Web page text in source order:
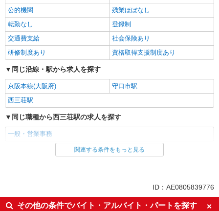
公的機関
残業ほぼなし
転勤なし
登録制
交通費支給
社会保険あり
研修制度あり
資格取得支援制度あり
同じ沿線・駅から求人を探す
京阪本線(大阪府)
守口市駅
西三荘駅
同じ職種から西三荘駅の求人を探す
一般・営業事務
同じ雇用形態から西三荘駅の求人を探す
入社日応相談
即日勤務OK
関連する条件をもっと見る
ID：AE0805839776
その他の条件でバイト・アルバイト・パートを探す